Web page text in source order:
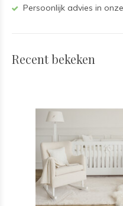
Persoonlijk advies in
Recent bekeken